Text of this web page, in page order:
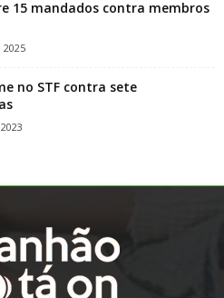
15 mandados contra membros
no STF contra sete